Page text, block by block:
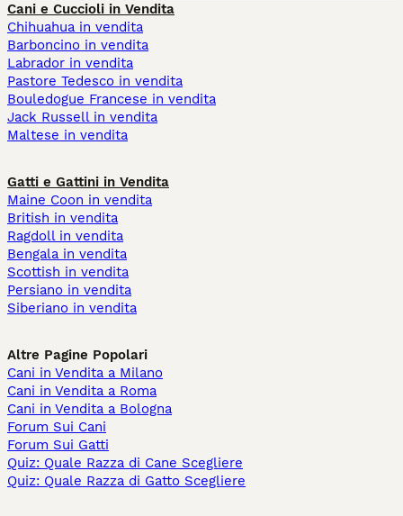
Cani e Cuccioli in Vendita
Chihuahua in vendita
Barboncino in vendita
Labrador in vendita
Pastore Tedesco in vendita
Bouledogue Francese in vendita
Jack Russell in vendita
Maltese in vendita
Gatti e Gattini in Vendita
Maine Coon in vendita
British in vendita
Ragdoll in vendita
Bengala in vendita
Scottish in vendita
Persiano in vendita
Siberiano in vendita
Altre Pagine Popolari
Cani in Vendita a Milano
Cani in Vendita a Roma
Cani in Vendita a Bologna
Forum Sui Cani
Forum Sui Gatti
Quiz: Quale Razza di Cane Scegliere
Quiz: Quale Razza di Gatto Scegliere